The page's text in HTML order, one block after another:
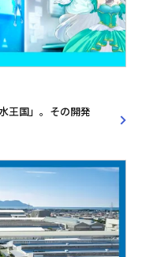
王国」。その開発